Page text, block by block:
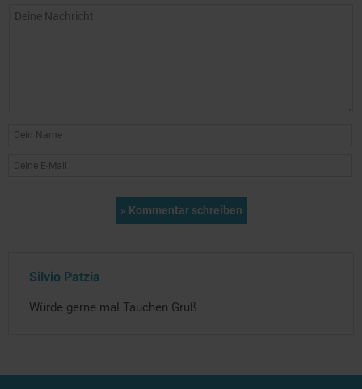
Silvio Patzia
Würde gerne mal Tauchen Gruß